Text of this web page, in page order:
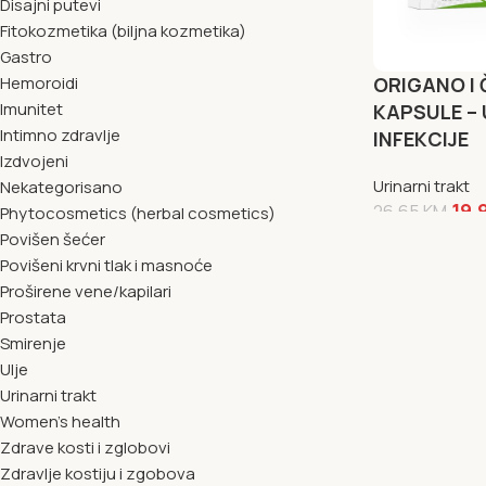
Disajni putevi
Fitokozmetika (biljna kozmetika)
Gastro
Hemoroidi
Imunitet
Intimno zdravlje
Izdvojeni
Nekategorisano
Phytocosmetics (herbal cosmetics)
Povišen šećer
Povišeni krvni tlak i masnoće
Proširene vene/kapilari
Prostata
Smirenje
Ulje
Urinarni trakt
Women's health
Zdrave kosti i zglobovi
Zdravlje kostiju i zgobova
ORIGANO I
KAPSULE –
INFEKCIJE
Urinarni trakt
26,65 KM